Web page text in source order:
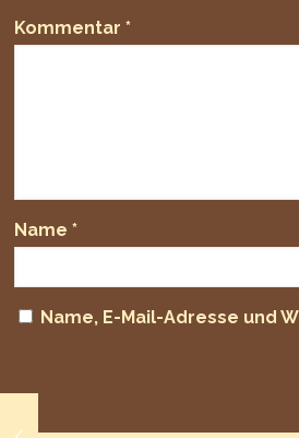
Kommentar*
Name*
Name, E-Mail-Adresse und